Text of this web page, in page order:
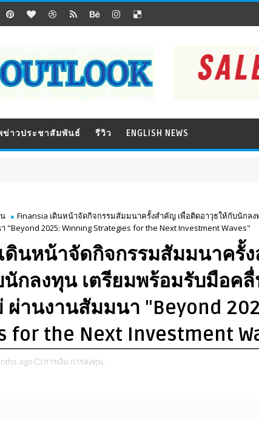
ข่าวประชาสัมพันธ์ รีวิว ENGLISH NEWS
Finansia เดินหน้าจัดกิจกรรมสัมมนาครั้งสำคัญ เพื่อติดอาวุธให้กับนักล
"Beyond 2025: Winning Strategies for the Next Investment Waves"
ดินหน้าจัดกิจกรรมสัมมนาครั้
นักลงทุน เตรียมพร้อมรับมือค
ผ่านงานสัมมนา "Beyond
for the Next Investment
ago การเงิน การลงทุน,